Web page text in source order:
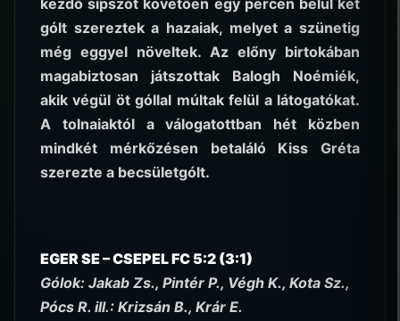
kezdő sípszót követően egy percen belül két
gólt szereztek a hazaiak, melyet a szünetig
még eggyel növeltek. Az előny birtokában
magabiztosan játszottak Balogh Noémiék,
akik végül öt góllal múltak felül a látogatókat.
A tolnaiaktól a válogatottban hét közben
mindkét mérkőzésen betaláló Kiss Gréta
szerezte a becsületgólt.
EGER SE – CSEPEL FC 5:2 (3:1)
Gólok: Jakab Zs., Pintér P., Végh K., Kota Sz.,
Pócs R. ill.: Krizsán B., Krár E.